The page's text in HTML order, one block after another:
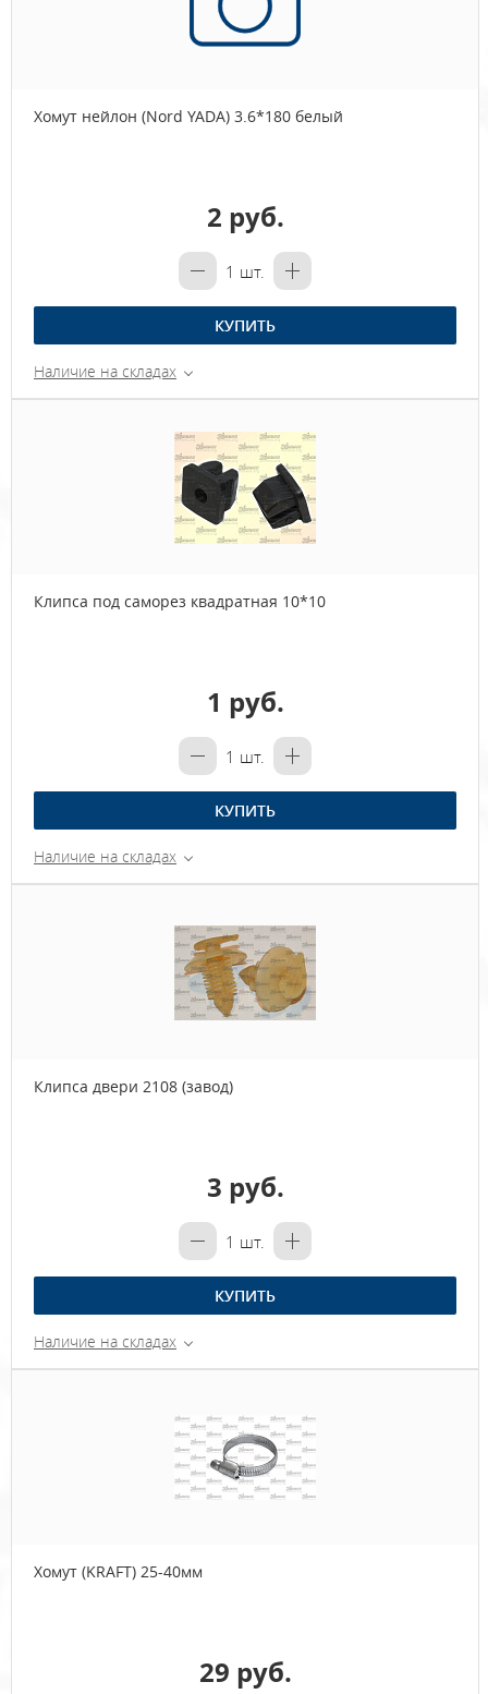
Хомут нейлон (Nord YADA) 3.6*180 белый
2 руб.
1 шт.
КУПИТЬ
Наличие на складах
Клипса под саморез квадратная 10*10
1 руб.
1 шт.
КУПИТЬ
Наличие на складах
Клипса двери 2108 (завод)
3 руб.
1 шт.
КУПИТЬ
Наличие на складах
Хомут (KRAFT) 25-40мм
29 руб.